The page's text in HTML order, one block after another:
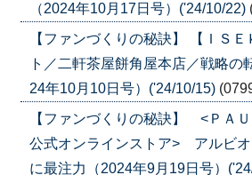
（2024年10月17日号）('24/10/22)
【ファンづくりの秘訣】 【ＩＳ
ト／二軒茶屋餅角屋本店／戦略の
24年10月10日号）('24/10/15)
【ファンづくりの秘訣】 <Ｐ
公式オンラインストア> アルビオ
に最注力（2024年9月19日号）